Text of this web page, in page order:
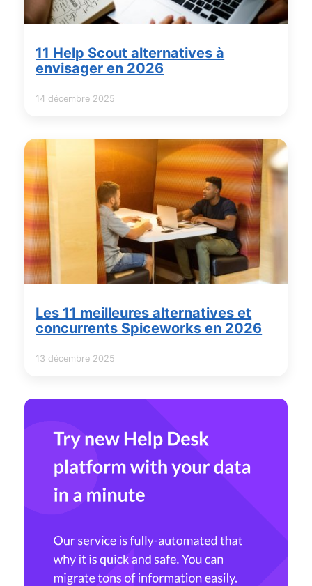
11 Help Scout alternatives à
envisager en 2026
14 décembre 2025
Les 11 meilleures alternatives et
concurrents Spiceworks en 2026
13 décembre 2025